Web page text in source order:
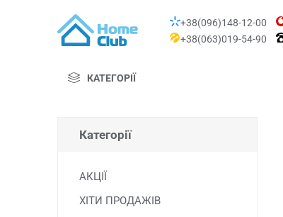
+38(096)148-12-00
+38(063)019-54-90
КАТЕГОРІЇ
Категорії
АКЦІЇ
ХІТИ ПРОДАЖІВ